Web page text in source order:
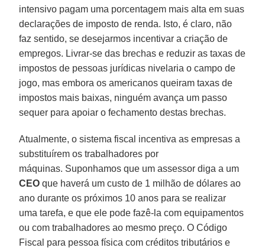
intensivo pagam uma porcentagem mais alta em suas
declarações de imposto de renda. Isto, é claro, não
faz sentido, se desejarmos incentivar a criação de
empregos. Livrar-se das brechas e reduzir as taxas de
impostos de pessoas jurídicas nivelaria o campo de
jogo, mas embora os americanos queiram taxas de
impostos mais baixas, ninguém avança um passo
sequer para apoiar o fechamento destas brechas.
Atualmente, o sistema fiscal incentiva as empresas a
substituírem os trabalhadores por
máquinas. Suponhamos que um assessor diga a um
CEO que haverá um custo de 1 milhão de dólares ao
ano durante os próximos 10 anos para se realizar
uma tarefa, e que ele pode fazê-la com equipamentos
ou com trabalhadores ao mesmo preço. O Código
Fiscal para pessoa física com créditos tributários e